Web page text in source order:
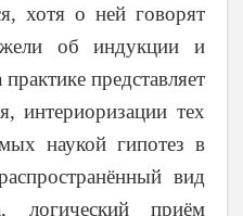
хотя о ней говорят
об индукции и
представляет
интериоризации тех
наукой гипотез в
вид
логический приём